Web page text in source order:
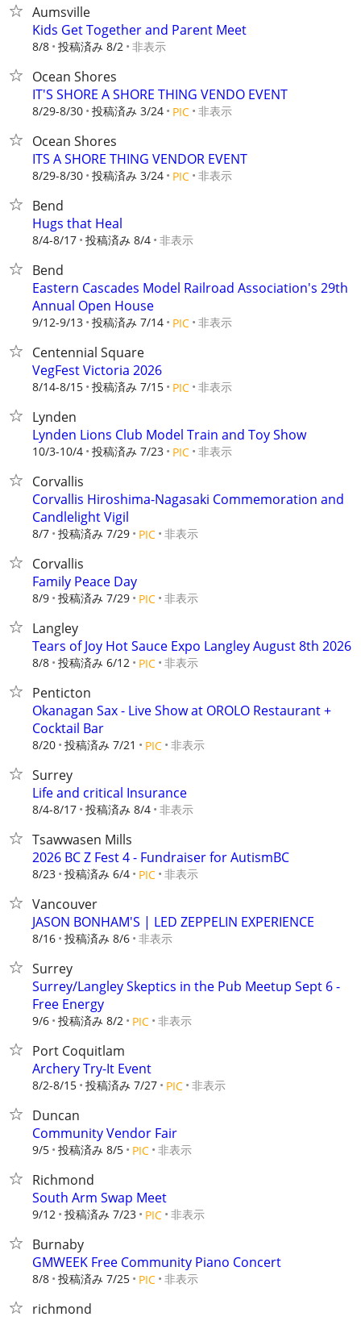
Aumsville
Kids Get Together and Parent Meet
8/8 投稿済み 8/2 非表示
Ocean Shores
IT'S SHORE A SHORE THING VENDO EVENT
8/29-8/30 投稿済み 3/24 PIC 非表示
Ocean Shores
ITS A SHORE THING VENDOR EVENT
8/29-8/30 投稿済み 3/24 PIC 非表示
Bend
Hugs that Heal
8/4-8/17 投稿済み 8/4 非表示
Bend
Eastern Cascades Model Railroad Association's 29th
Annual Open House
9/12-9/13 投稿済み 7/14 PIC 非表示
Centennial Square
VegFest Victoria 2026
8/14-8/15 投稿済み 7/15 PIC 非表示
Lynden
Lynden Lions Club Model Train and Toy Show
10/3-10/4 投稿済み 7/23 PIC 非表示
Corvallis
Corvallis Hiroshima-Nagasaki Commemoration and
Candlelight Vigil
8/7 投稿済み 7/29 PIC 非表示
Corvallis
Family Peace Day
8/9 投稿済み 7/29 PIC 非表示
Langley
Tears of Joy Hot Sauce Expo Langley August 8th 2026
8/8 投稿済み 6/12 PIC 非表示
Penticton
Okanagan Sax - Live Show at OROLO Restaurant +
Cocktail Bar
8/20 投稿済み 7/21 PIC 非表示
Surrey
Life and critical Insurance
8/4-8/17 投稿済み 8/4 非表示
Tsawwasen Mills
2026 BC Z Fest 4 - Fundraiser for AutismBC
8/23 投稿済み 6/4 PIC 非表示
Vancouver
JASON BONHAM'S | LED ZEPPELIN EXPERIENCE
8/16 投稿済み 8/6 非表示
Surrey
Surrey/Langley Skeptics in the Pub Meetup Sept 6 -
Free Energy
9/6 投稿済み 8/2 PIC 非表示
Port Coquitlam
Archery Try-It Event
8/2-8/15 投稿済み 7/27 PIC 非表示
Duncan
Community Vendor Fair
9/5 投稿済み 8/5 PIC 非表示
Richmond
South Arm Swap Meet
9/12 投稿済み 7/23 PIC 非表示
Burnaby
GMWEEK Free Community Piano Concert
8/8 投稿済み 7/25 PIC 非表示
richmond